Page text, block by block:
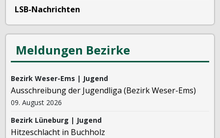
LSB-Nachrichten
Meldungen Bezirke
Bezirk Weser-Ems | Jugend
Ausschreibung der Jugendliga (Bezirk Weser-Ems)
09. August 2026
Bezirk Lüneburg | Jugend
Hitzeschlacht in Buchholz